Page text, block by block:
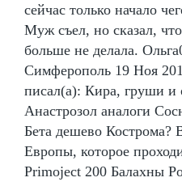
сейчас только начало
Муж съел, но сказал,
больше не делала.
Симферополь 19 Ноя
писал(а): Кира, груши и
Анастрозол аналоги
Бета дешево Кострома?
Европы, которое
Primoject 200 Балахны